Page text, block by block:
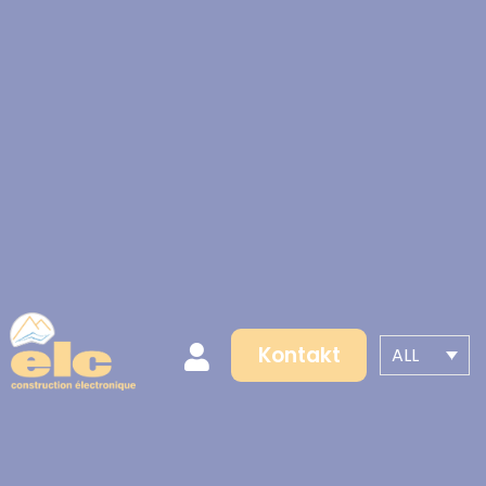
Kontakt ALL